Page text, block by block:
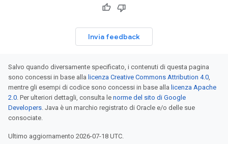
Invia feedback
Salvo quando diversamente specificato, i contenuti di questa pagina
sono concessi in base alla licenza Creative Commons Attribution 4.0,
mentre gli esempi di codice sono concessi in base alla licenza Apache
2.0. Per ulteriori dettagli, consulta le norme del sito di Google
Developers. Java è un marchio registrato di Oracle e/o delle sue
consociate.
Ultimo aggiornamento 2026-07-18 UTC.